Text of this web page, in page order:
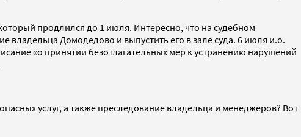
продлился до 1 июля. Интересно, что на судебном
владельца Домодедово и выпустить его в зале суда. 6 июля и.о.
«о принятии безотлагательных мер к устранению нарушений
услуг, а также преследование владельца и менеджеров? Вот